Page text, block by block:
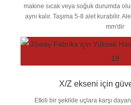
makine sıcak veya soğuk durumda
aynı kalır. Taşıma 5-8 alet kurabilir.
mm'dir
X/Z ekseni için
Etkili bir şekilde uçlara karşı